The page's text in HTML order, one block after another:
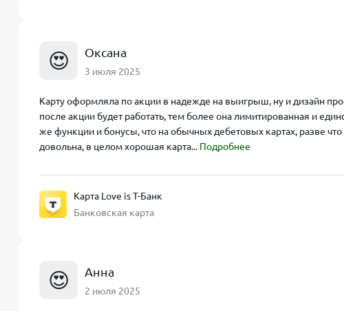
😍 Оксана
3 июля 2025
Карту оформляла по акции в надежде на выигрыш, ну и дизайн
после акции будет работать, тем более она лимитированная и
же функции и бонусы, что на обычных дебетовых картах, разве
довольна, в целом хорошая карта... Подробнее
Карта Love is Т-Банк
Банковская карта
😍 Анна
2 июля 2025